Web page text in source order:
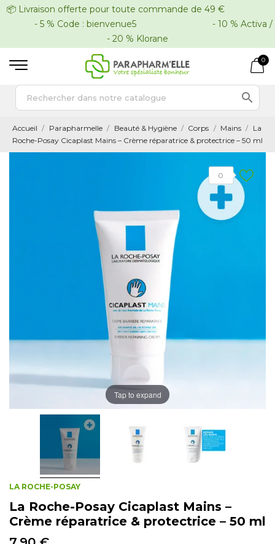
📦 Livraison offerte pour toute commande de 49 €
- 5 % Code : bienvenue5 - 10 % Activa /
- 20 % Klorane
0

Accueil Parapharmelle Beauté & Hygiène Corps Mains
La
Roche-Posay Cicaplast Mains – Crème réparatrice & protectrice – 50 ml
0
Tap to expand
LA ROCHE-POSAY
La Roche-Posay Cicaplast Mains –
Crème réparatrice & protectrice – 50 ml